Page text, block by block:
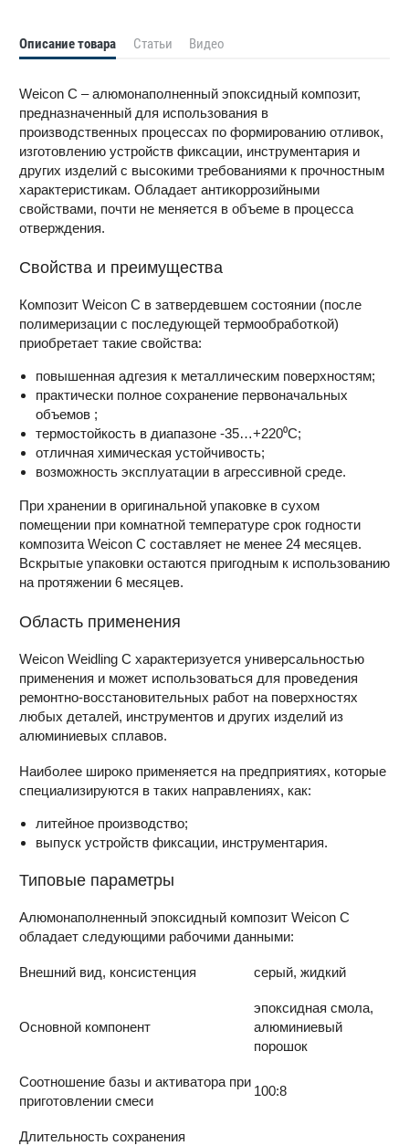
Описание товара Статьи Видео
Weicon C – алюмонаполненный эпоксидный композит,
предназначенный для использования в
производственных процессах по формированию отливок,
изготовлению устройств фиксации, инструментария и
других изделий с высокими требованиями к прочностным
характеристикам. Обладает антикоррозийными
свойствами, почти не меняется в объеме в процесса
отверждения.
Свойства и преимущества
Композит Weicon C в затвердевшем состоянии (после
полимеризации с последующей термообработкой)
приобретает такие свойства:
повышенная адгезия к металлическим поверхностям;
практически полное сохранение первоначальных
объемов ;
термостойкость в диапазоне -35…+220⁰С;
отличная химическая устойчивость;
возможность эксплуатации в агрессивной среде.
При хранении в оригинальной упаковке в сухом
помещении при комнатной температуре срок годности
композита Weicon C составляет не менее 24 месяцев.
Вскрытые упаковки остаются пригодным к использованию
на протяжении 6 месяцев.
Область применения
Weicon Weidling C характеризуется универсальностью
применения и может использоваться для проведения
ремонтно-восстановительных работ на поверхностях
любых деталей, инструментов и других изделий из
алюминиевых сплавов.
Наиболее широко применяется на предприятиях, которые
специализируются в таких направлениях, как:
литейное производство;
выпуск устройств фиксации, инструментария.
Типовые параметры
Алюмонаполненный эпоксидный композит Weicon C
обладает следующими рабочими данными:
Внешний вид, консистенция серый, жидкий
Основной компонент
эпоксидная смола,
алюминиевый
порошок
Соотношение базы и активатора при
приготовлении смеси
100:8
Длительность сохранения